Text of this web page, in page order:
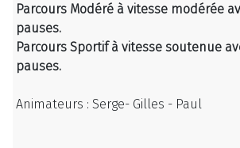
Parcours Modéré à vitesse modérée
pauses.
Parcours Sportif à vitesse soutenue
pauses.
Animateurs : Serge- Gilles - Paul